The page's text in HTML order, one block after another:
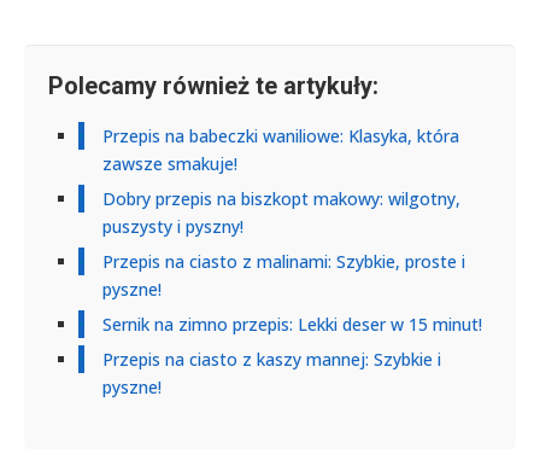
Polecamy również te artykuły:
Przepis na babeczki waniliowe: Klasyka, która
zawsze smakuje!
Dobry przepis na biszkopt makowy: wilgotny,
puszysty i pyszny!
Przepis na ciasto z malinami: Szybkie, proste i
pyszne!
Sernik na zimno przepis: Lekki deser w 15 minut!
Przepis na ciasto z kaszy mannej: Szybkie i
pyszne!